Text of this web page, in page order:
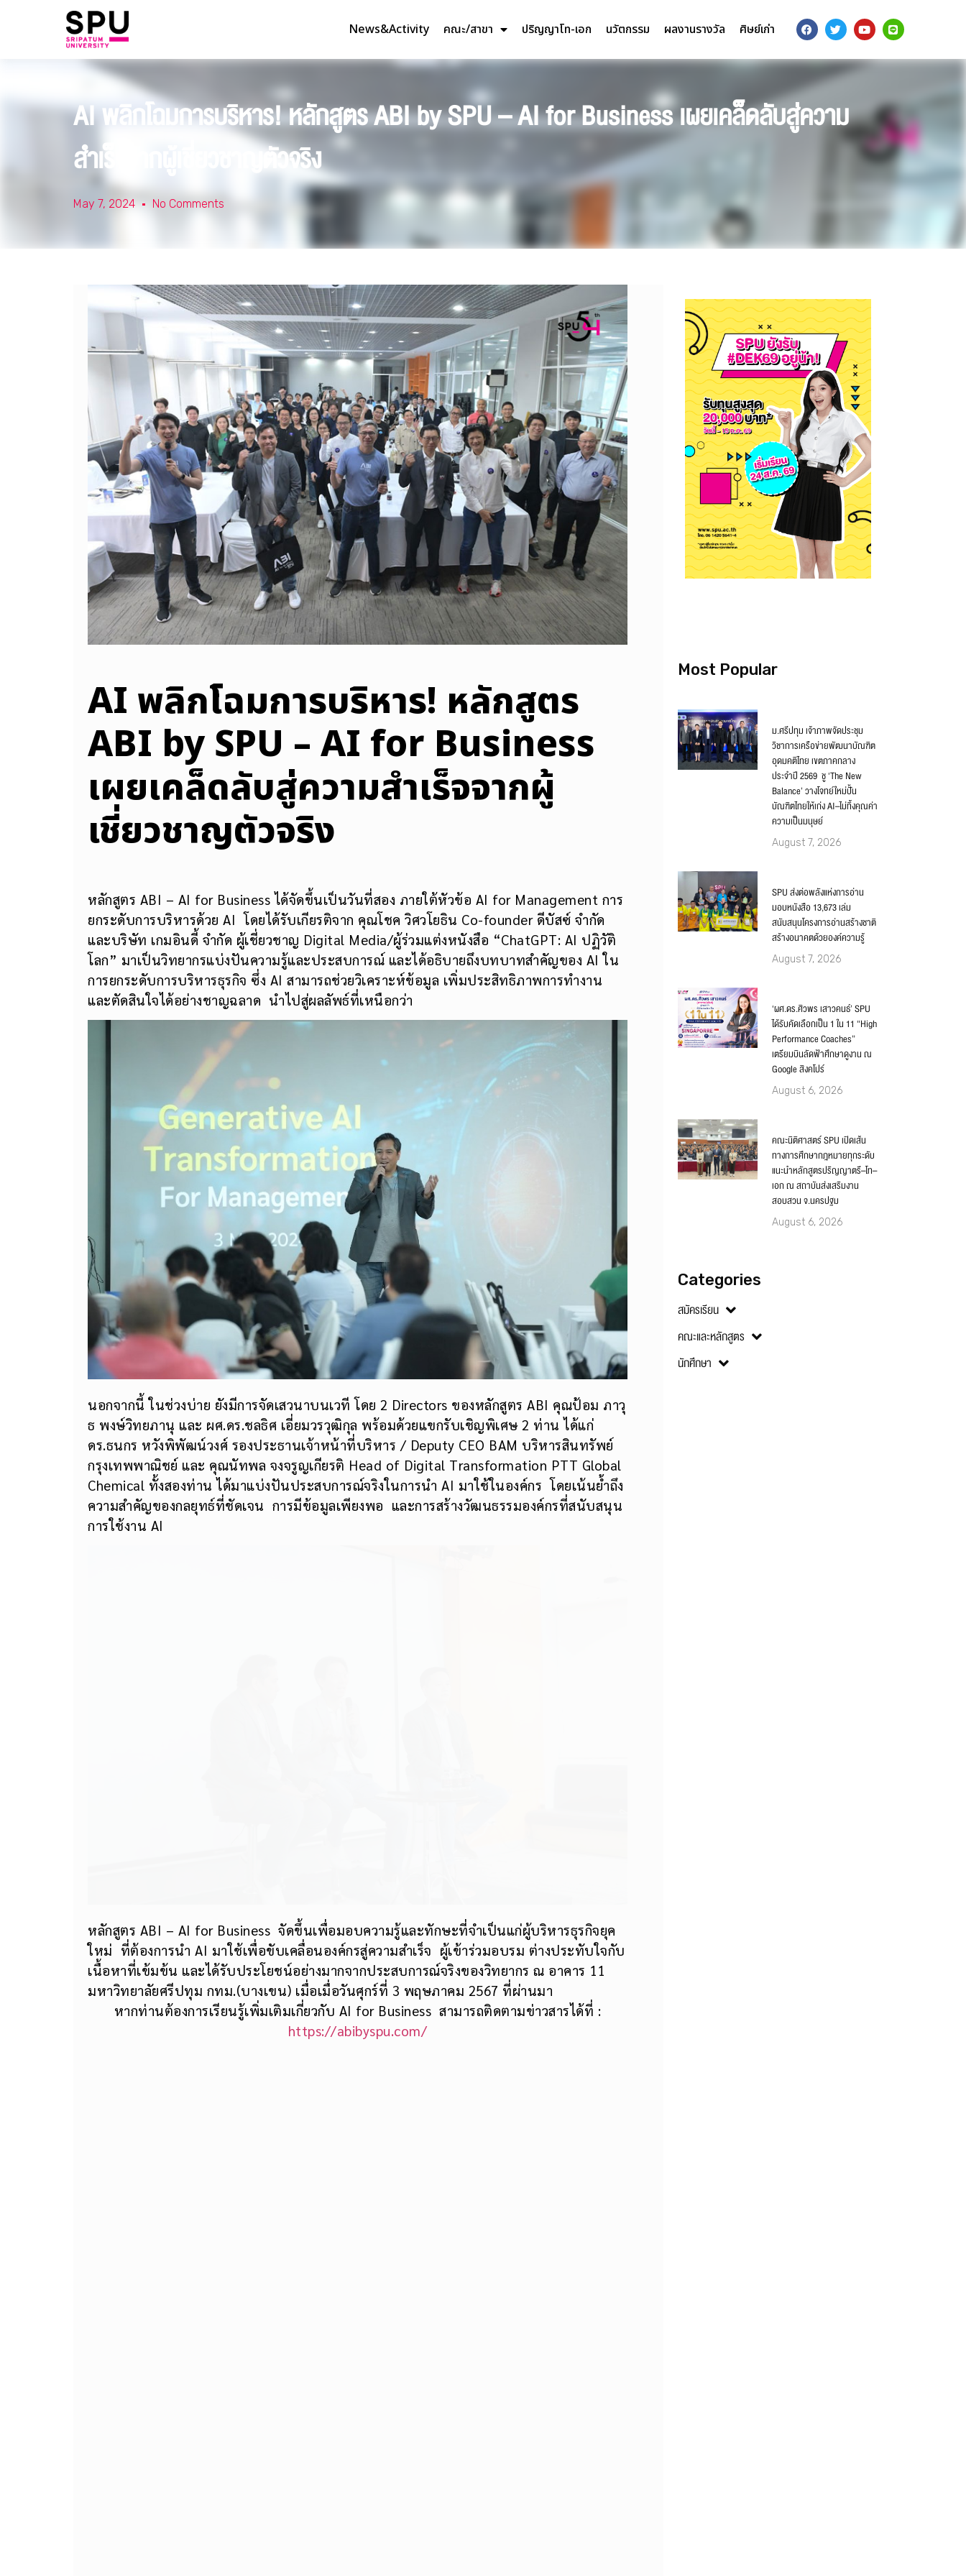
News&Activity คณะ/สาขา ปริญญาโท-เอก นวัตกรรม ผลงานรางวัล ศิษย์เก่า
AI พลิกโฉมการบริหาร! หลักสูตร ABI by SPU – AI for Business เผยเคล็ดลับสู่ความ
สำเร็จจากผู้เชี่ยวชาญตัวจริง
May 7, 2024 No Comments
AI พลิกโฉมการบริหาร! หลักสูตร
ABI by SPU – AI for Business
เผยเคล็ดลับสู่ความสำเร็จจากผู้
เชี่ยวชาญตัวจริง
หลักสูตร ABI – AI for Business ได้จัดขึ้นเป็นวันที่สอง ภายใต้หัวข้อ AI for Management การ
ยกระดับการบริหารด้วย AI โดยได้รับเกียรติจาก คุณโชค วิศวโยธิน Co-founder ดีบัสซ์ จำกัด
และบริษัท เกมอินดี้ จำกัด ผู้เชี่ยวชาญ Digital Media/ผู้ร่วมแต่งหนังสือ “ChatGPT: AI ปฏิวัติ
โลก” มาเป็นวิทยากรแบ่งปันความรู้และประสบการณ์ และได้อธิบายถึงบทบาทสำคัญของ AI ใน
การยกระดับการบริหารธุรกิจ ซึ่ง AI สามารถช่วยวิเคราะห์ข้อมูล เพิ่มประสิทธิภาพการทำงาน
และตัดสินใจได้อย่างชาญฉลาด นำไปสู่ผลลัพธ์ที่เหนือกว่า
นอกจากนี้ ในช่วงบ่าย ยังมีการจัดเสวนาบนเวที โดย 2 Directors ของหลักสูตร ABI คุณป้อม ภาวุ
ธ พงษ์วิทยภานุ และ ผศ.ดร.ชลธิศ เอี่ยมวรวุฒิกุล พร้อมด้วยแขกรับเชิญพิเศษ 2 ท่าน ได้แก่
ดร.ธนกร หวังพิพัฒน์วงศ์ รองประธานเจ้าหน้าที่บริหาร / Deputy CEO BAM บริหารสินทรัพย์
กรุงเทพพาณิชย์ และ คุณนัทพล จงจรูญเกียรติ Head of Digital Transformation PTT Global
Chemical ทั้งสองท่าน ได้มาแบ่งปันประสบการณ์จริงในการนำ AI มาใช้ในองค์กร โดยเน้นย้ำถึง
ความสำคัญของกลยุทธ์ที่ชัดเจน การมีข้อมูลเพียงพอ และการสร้างวัฒนธรรมองค์กรที่สนับสนุน
การใช้งาน AI
หลักสูตร ABI – AI for Business จัดขึ้นเพื่อมอบความรู้และทักษะที่จำเป็นแก่ผู้บริหารธุรกิจยุค
ใหม่ ที่ต้องการนำ AI มาใช้เพื่อขับเคลื่อนองค์กรสู่ความสำเร็จ ผู้เข้าร่วมอบรม ต่างประทับใจกับ
เนื้อหาที่เข้มข้น และได้รับประโยชน์อย่างมากจากประสบการณ์จริงของวิทยากร ณ อาคาร 11
มหาวิทยาลัยศรีปทุม กทม.(บางเขน) เมื่อเมื่อวันศุกร์ที่ 3 พฤษภาคม 2567 ที่ผ่านมา
หากท่านต้องการเรียนรู้เพิ่มเติมเกี่ยวกับ AI for Business สามารถติดตามข่าวสารได้ที่ :
https://abibyspu.com/
Most Popular
ม.ศรีปทุม เจ้าภาพจัดประชุม
วิชาการเครือข่ายพัฒนาบัณฑิต
อุดมคติไทย เขตภาคกลาง
ประจำปี 2569 ชู ‘The New
Balance’ วางโจทย์ใหม่ปั้น
บัณฑิตไทยให้เก่ง AI–ไม่ทิ้งคุณค่า
ความเป็นมนุษย์
August 7, 2026
SPU ส่งต่อพลังแห่งการอ่าน
มอบหนังสือ 13,673 เล่ม
สนับสนุนโครงการอ่านสร้างชาติ
สร้างอนาคตด้วยองค์ความรู้
August 7, 2026
‘ผศ.ดร.ศิวพร เสาวคนธ์’ SPU
ได้รับคัดเลือกเป็น 1 ใน 11 “High
Performance Coaches”
เตรียมบินลัดฟ้าศึกษาดูงาน ณ
Google สิงคโปร์
August 6, 2026
คณะนิติศาสตร์ SPU เปิดเส้น
ทางการศึกษากฎหมายทุกระดับ
แนะนำหลักสูตรปริญญาตรี–โท–
เอก ณ สถาบันส่งเสริมงาน
สอบสวน จ.นครปฐม
August 6, 2026
Categories
สมัครเรียน
คณะและหลักสูตร
นักศึกษา